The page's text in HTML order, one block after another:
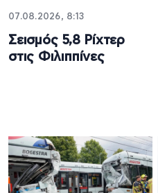
07.08.2026, 8:13
Σεισμός 5,8 Ρίχτερ
στις Φιλιππίνες